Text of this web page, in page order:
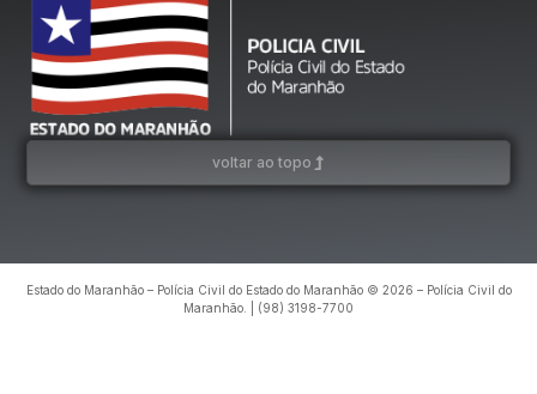
voltar ao topo
Estado do Maranhão – Polícia Civil do Estado do Maranhão © 2026 – Polícia Civil do
Maranhão. | (98) 3198-7700